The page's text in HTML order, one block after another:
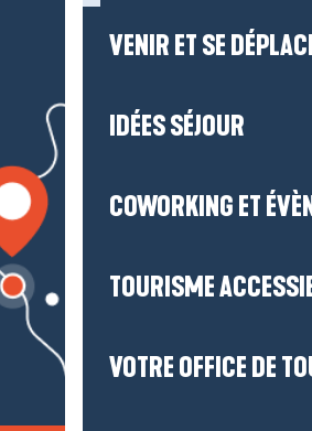
VENIR ET SE
IDÉES SÉJOUR
COWORKING ET
TOURISME
VOTRE OFFICE DE